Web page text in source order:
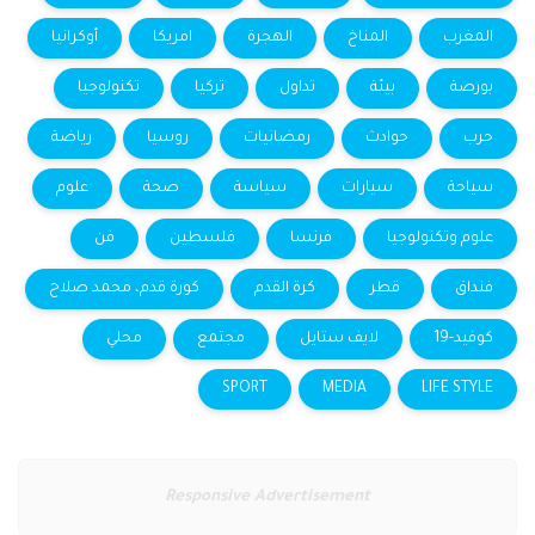
المغرب المناخ الهجرة امريكا أوكرانيا
بورصة بيئة تداول تركيا تكنولوجيا
حرب حوادث رمضانيات روسيا رياضة
سياحة سيارات سياسة صحة علوم
علوم وتكنولوجيا فرنسا فلسطين فن
فنداق قطر كرة القدم كورة قدم، محمد صلاح
كوفيد-19 لايف ستايل مجتمع محلي
LIFE STYLE
MEDIA
SPORT
Responsive Advertisement